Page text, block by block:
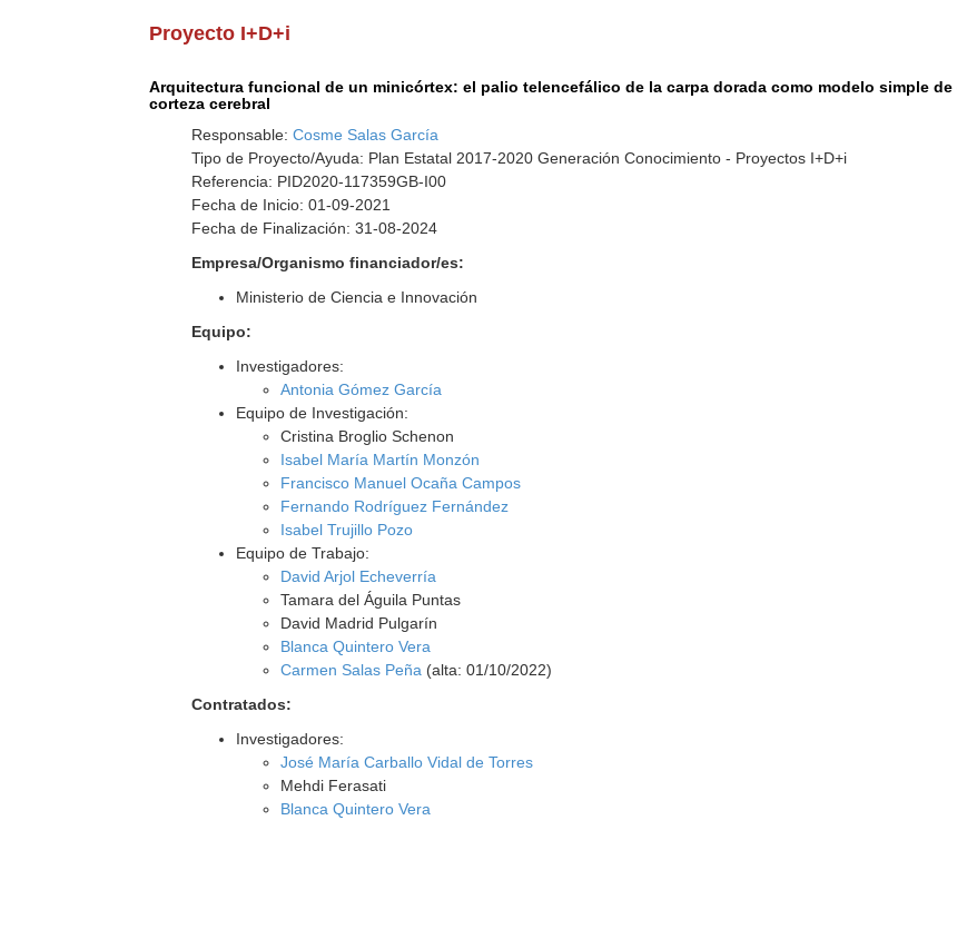
Proyecto I+D+i
Arquitectura funcional de un minicórtex: el palio telencefálico de la carpa dorada como modelo simple
corteza cerebral
Responsable:Cosme Salas García
Tipo de Proyecto/Ayuda: Plan Estatal 2017-2020 Generación Conocimiento - Proyectos I+D+i
Referencia: PID2020-117359GB-I00
Fecha de Inicio: 01-09-2021
Fecha de Finalización: 31-08-2024
Empresa/Organismo financiador/es:
Ministerio de Ciencia e Innovación
Equipo:
Investigadores:
Antonia Gómez García
Equipo de Investigación:
Cristina Broglio Schenon
Isabel María Martín Monzón
Francisco Manuel Ocaña Campos
Fernando Rodríguez Fernández
Isabel Trujillo Pozo
Equipo de Trabajo:
David Arjol Echeverría
Tamara del Águila Puntas
David Madrid Pulgarín
Blanca Quintero Vera
Carmen Salas Peña (alta: 01/10/2022)
Contratados:
Investigadores:
José María Carballo Vidal de Torres
Mehdi Ferasati
Blanca Quintero Vera